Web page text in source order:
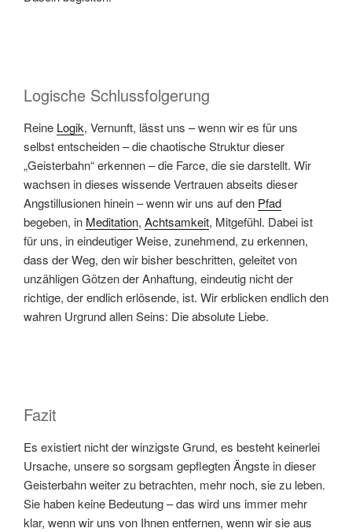
Logische Schlussfolgerung
Reine Logik, Vernunft, lässt uns – wenn wir es für uns
selbst entscheiden – die chaotische Struktur dieser
„Geisterbahn“ erkennen – die Farce, die sie darstellt. Wir
wachsen in dieses wissende Vertrauen abseits dieser
Angstillusionen hinein – wenn wir uns auf den Pfad
begeben, in Meditation, Achtsamkeit, Mitgefühl. Dabei ist
für uns, in eindeutiger Weise, zunehmend, zu erkennen,
dass der Weg, den wir bisher beschritten, geleitet von
unzähligen Götzen der Anhaftung, eindeutig nicht der
richtige, der endlich erlösende, ist. Wir erblicken endlich den
wahren Urgrund allen Seins: Die absolute Liebe.
Fazit
Es existiert nicht der winzigste Grund, es besteht keinerlei
Ursache, unsere so sorgsam gepflegten Ängste in dieser
Geisterbahn weiter zu betrachten, mehr noch, sie zu leben.
Sie haben keine Bedeutung – das wird uns immer mehr
klar, wenn wir uns von Ihnen entfernen, wenn wir sie aus